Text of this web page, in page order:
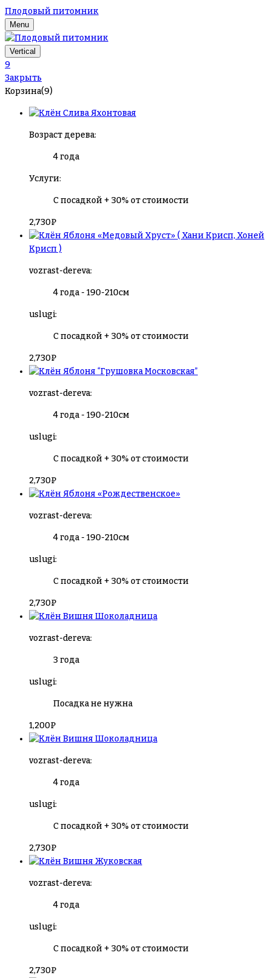
Плодовый питомник
Menu
Vertical
9
Закрыть
Корзина(9)
Слива Яхонтовая
Возраст дерева:
4 года
Услуги:
С посадкой + 30% от стоимости
2,730₽
Яблоня «Медовый Хруст» ( Хани Крисп, Хоней
Крисп )
vozrast-dereva:
4 года - 190-210см
uslugi:
С посадкой + 30% от стоимости
2,730₽
Яблоня “Грушовка Московская”
vozrast-dereva:
4 года - 190-210см
uslugi:
С посадкой + 30% от стоимости
2,730₽
Яблоня «Рождественское»
vozrast-dereva:
4 года - 190-210см
uslugi:
С посадкой + 30% от стоимости
2,730₽
Вишня Шоколадница
vozrast-dereva:
3 года
uslugi:
Посадка не нужна
1,200₽
Вишня Шоколадница
vozrast-dereva:
4 года
uslugi:
С посадкой + 30% от стоимости
2,730₽
Вишня Жуковская
vozrast-dereva:
4 года
uslugi:
С посадкой + 30% от стоимости
2,730₽